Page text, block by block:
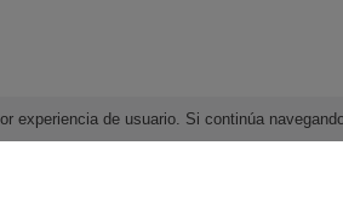
experiencia de usuario. Si continúa